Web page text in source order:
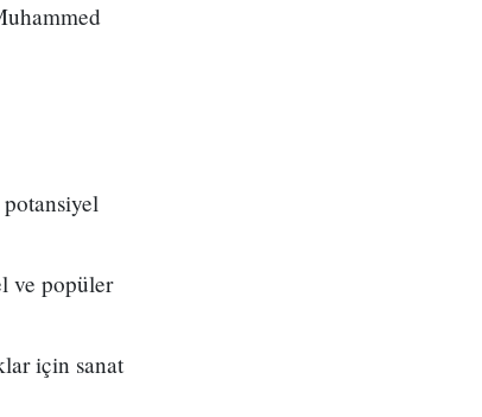
ve popüler
için sanat